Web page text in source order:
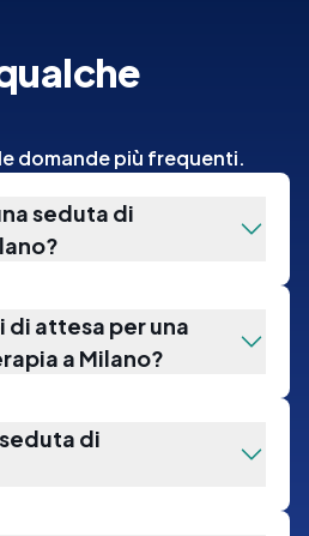
domande più frequenti.
seduta di
di attesa per una
a Milano?
di